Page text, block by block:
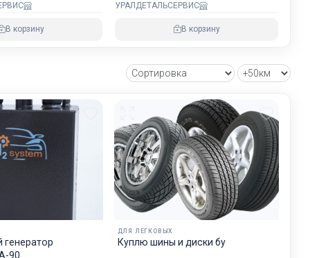
В корзину
УРАЛДЕТАЛЬСЕРВИС
В корзину
90
ДЛЯ ЛЕГКОВЫХ
Куплю шины и диски бу